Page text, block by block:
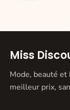
Miss
Mode, beauté
meilleur prix,